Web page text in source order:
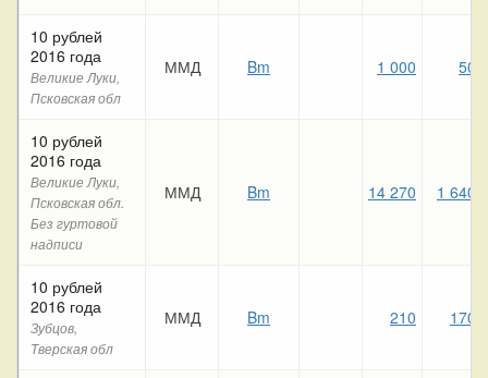
10 рублей
2016 года
Великие Луки,
Псковская обл
ММД Bm 1 000 50
10 рублей
2016 года
Великие Луки,
Псковская обл.
Без гуртовой
надписи
ММД Bm 14 270 1 640
10 рублей
2016 года
Зубцов,
Тверская обл
ММД Bm 210 170